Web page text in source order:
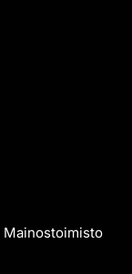
Mainostoimisto